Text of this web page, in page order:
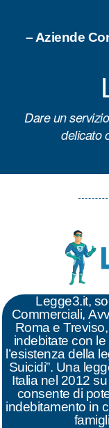
– Aziende
Dare un
delicato
Legge3.it,
Commerciali,
Roma e
indebitate con
l’esistenza della
Suicidi”. Una
Italia nel 2012 su
consente di
indebitamento in